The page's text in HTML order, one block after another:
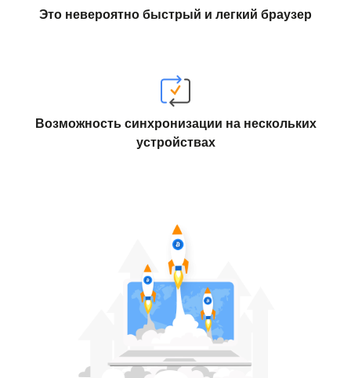
Это невероятно быстрый и легкий браузер
Возможность синхронизации на нескольких
устройствах